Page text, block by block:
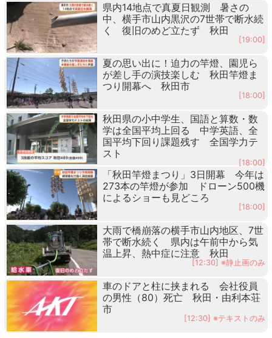
県内14地点で真夏日観測 暑さの
中、横手市山内黒沢の7世帯で断水続
く 復旧のめど立たず 秋田
[19:00]
夏の思い出に！迫力の竿燈、園児ら
が差し手の演技楽しむ 秋田竿燈ま
つり開幕へ 秋田市
[18:00]
秋田県の小中学生、国語と算数・数
学は全国平均上回る 中学英語、全
国平均下回り課題残す 全国学力テ
スト
[18:00]
「秋田竿燈まつり」3日開幕 今年は
273本の竿燈が参加 ドローン500機
によるショーも見どころ
[18:00]
大雨で橋崩落の横手市山内地区、7世
帯で断水続く 県内は午前中から気
温上昇、熱中症に注意 秋田
[12:30] ※静止画のみ
車のドアと柱に挟まれる 会社役員
の男性（80）死亡 秋田・由利本荘
市
[12:30] ※テキストのみ